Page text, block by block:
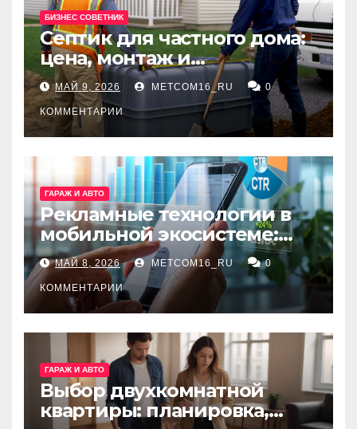
БИЗНЕС СОВЕТНИК
Септик для частного дома:
цена, монтаж и
организация автономной
канализации
МАЙ 9, 2026 METCOM16_RU 0
КОММЕНТАРИИ
ГАРАЖ И АВТО
Рекламные технологии в
мобильной экосистеме:
ключевые сервисы и
принципы работы
МАЙ 8, 2026 METCOM16_RU 0
КОММЕНТАРИИ
ГАРАЖ И АВТО
Выбор двухкомнатной
квартиры: планировка,